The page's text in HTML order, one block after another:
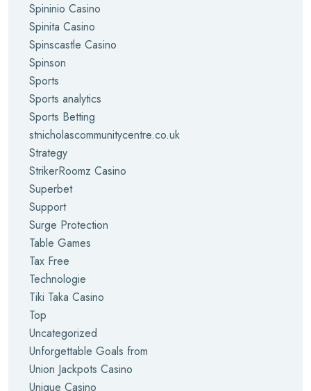
Spininio Casino
Spinita Casino
Spinscastle Casino
Spinson
Sports
Sports analytics
Sports Betting
stnicholascommunitycentre.co.uk
Strategy
StrikerRoomz Casino
Superbet
Support
Surge Protection
Table Games
Tax Free
Technologie
Tiki Taka Casino
Top
Uncategorized
Unforgettable Goals from
Union Jackpots Casino
Unique Casino